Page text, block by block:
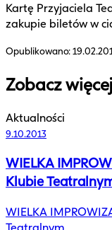
Kartę Przyjaciela
zakupie biletów w
Opublikowano:
Zobacz więcej
Aktualności
9.10.2013
WIELKA
Klubie
WIELKA